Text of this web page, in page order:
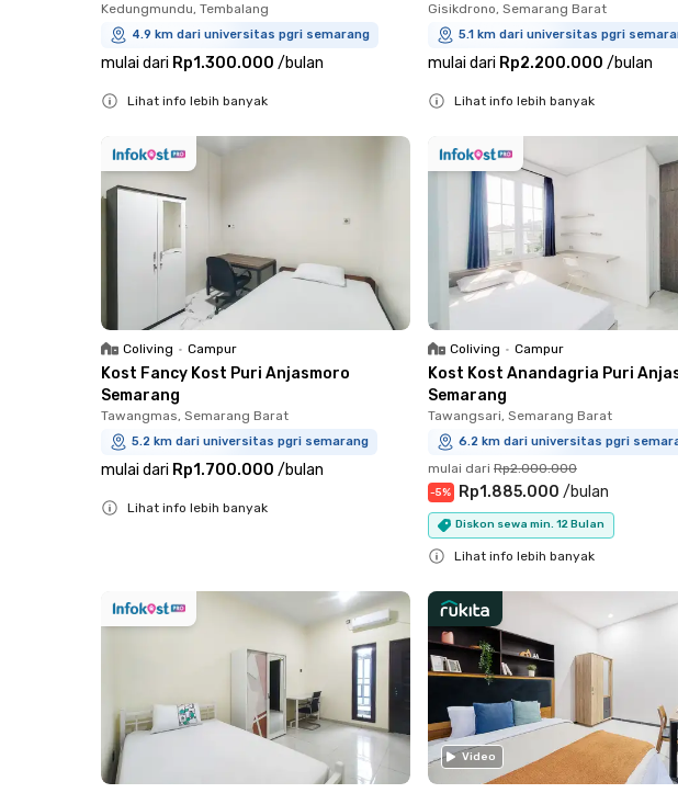
Kedungmundu, Tembalang
4.9 km dari universitas pgri semarang
mulai dari Rp1.300.000 /bulan
Lihat info lebih banyak
Gisikdrono, Semarang Barat
5.1 km dari universitas pgri
mulai dari Rp2.200.000 /bulan
Lihat info lebih banyak
Coliving • Campur
Kost Fancy Kost Puri Anjasmoro
Semarang
Tawangmas, Semarang Barat
5.2 km dari universitas pgri semarang
mulai dari Rp1.700.000 /bulan
Lihat info lebih banyak
Coliving • Campur
Kost Kost Anandagria Puri
Semarang
Tawangsari, Semarang Barat
6.2 km dari universitas pgri
mulai dari Rp2.000.000
-5% Rp1.885.000 /bulan
Diskon sewa min. 12 Bulan
Lihat info lebih banyak
Video